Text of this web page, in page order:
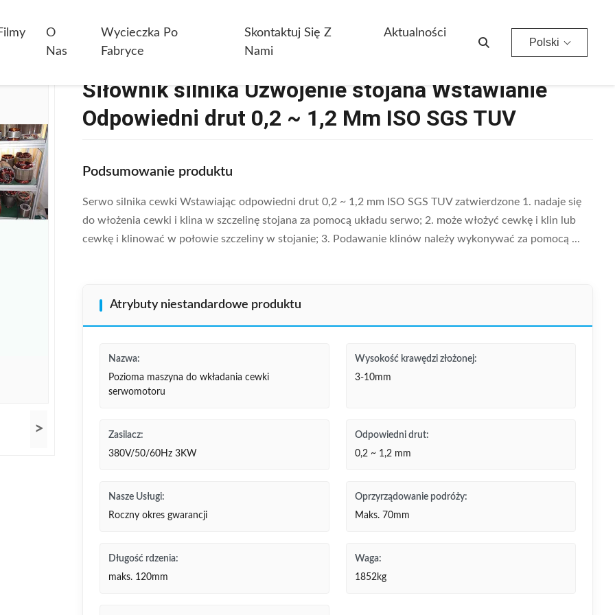
O
Nas
Wycieczka Po
Fabryce
Skontaktuj Się Z
Nami
Aktualności
Polski
>
Siłownik silnika Uzwojenie stojana Wstawianie
Odpowiedni drut 0,2 ~ 1,2 Mm ISO SGS TUV
Podsumowanie produktu
Serwo silnika cewki Wstawiając odpowiedni drut 0,2 ~ 1,2 mm ISO SGS TUV zatwierdzone 1. nadaje się
do włożenia cewki i klina w szczelinę stojana za pomocą układu serwo; 2. może włożyć cewkę i klin lub
cewkę i klinować w połowie szczeliny w stojanie; 3. Podawanie klinów należy wykonywać za pomocą ...
Atrybuty niestandardowe produktu
Nazwa:
Pozioma maszyna do wkładania cewki
serwomotoru
Wysokość krawędzi złożonej:
3-10mm
Zasilacz:
380V/50/60Hz 3KW
Odpowiedni drut:
0,2 ~ 1,2 mm
Nasze Usługi:
Roczny okres gwarancji
Oprzyrządowanie podróży:
Maks. 70mm
Długość rdzenia:
maks. 120mm
Waga:
1852kg